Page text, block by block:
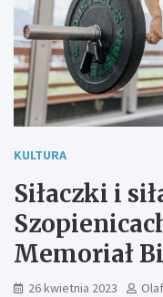
KULTURA
Siłaczki i
Memoriał
26 kwietnia 2023